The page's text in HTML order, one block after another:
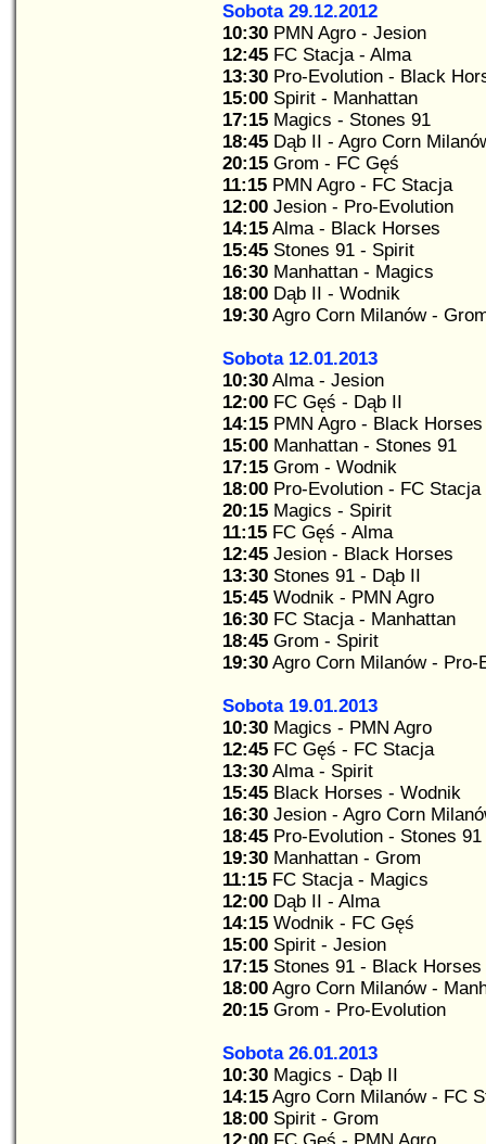
Sobota 29.12.2012
10:30 PMN Agro - Jesion
12:45 FC Stacja - Alma
13:30 Pro-Evolution - Black
15:00 Spirit - Manhattan
17:15 Magics - Stones 91
18:45 Dąb II - Agro Corn
20:15 Grom - FC Gęś
11:15 PMN Agro - FC Stacja
12:00 Jesion - Pro-Evolution
14:15 Alma - Black Horses
15:45 Stones 91 - Spirit
16:30 Manhattan - Magics
18:00 Dąb II - Wodnik
19:30 Agro Corn Milanów -
Sobota 12.01.2013
10:30 Alma - Jesion
12:00 FC Gęś - Dąb II
14:15 PMN Agro - Black Horses
15:00 Manhattan - Stones 91
17:15 Grom - Wodnik
18:00 Pro-Evolution - FC Stacja
20:15 Magics - Spirit
11:15 FC Gęś - Alma
12:45 Jesion - Black Horses
13:30 Stones 91 - Dąb II
15:45 Wodnik - PMN Agro
16:30 FC Stacja - Manhattan
18:45 Grom - Spirit
19:30 Agro Corn Milanów - Pro-
Sobota 19.01.2013
10:30 Magics - PMN Agro
12:45 FC Gęś - FC Stacja
13:30 Alma - Spirit
15:45 Black Horses - Wodnik
16:30 Jesion - Agro Corn
18:45 Pro-Evolution - Stones 91
19:30 Manhattan - Grom
11:15 FC Stacja - Magics
12:00 Dąb II - Alma
14:15 Wodnik - FC Gęś
15:00 Spirit - Jesion
17:15 Stones 91 - Black Horses
18:00 Agro Corn Milanów -
20:15 Grom - Pro-Evolution
Sobota 26.01.2013
10:30 Magics - Dąb II
14:15 Agro Corn Milanów - FC
18:00 Spirit - Grom